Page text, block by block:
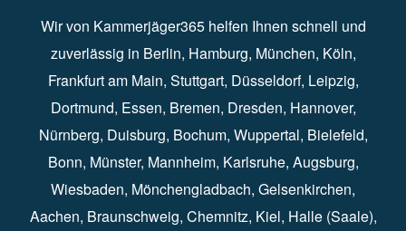
Wir von Kammerjäger365 helfen Ihnen schnell und
zuverlässig in Berlin⁠, Hamburg⁠, München, Köln⁠,
Frankfurt am Main⁠, Stuttgart⁠, Düsseldorf⁠, Leipzig⁠,
Dortmund⁠, Essen⁠, Bremen⁠, Dresden⁠, Hannover⁠,
Nürnberg⁠, Duisburg⁠⁠, Bochum⁠, Wuppertal⁠⁠, Bielefeld⁠⁠,
Bonn⁠⁠, Münster⁠⁠, Mannheim⁠, Karlsruhe⁠, Augsburg⁠,
Wiesbaden⁠⁠, Mönchengladbach⁠, Gelsenkirchen⁠⁠,
Aachen⁠⁠, Braunschweig⁠, Chemnitz⁠⁠, Kiel⁠, Halle (Saale)⁠⁠,